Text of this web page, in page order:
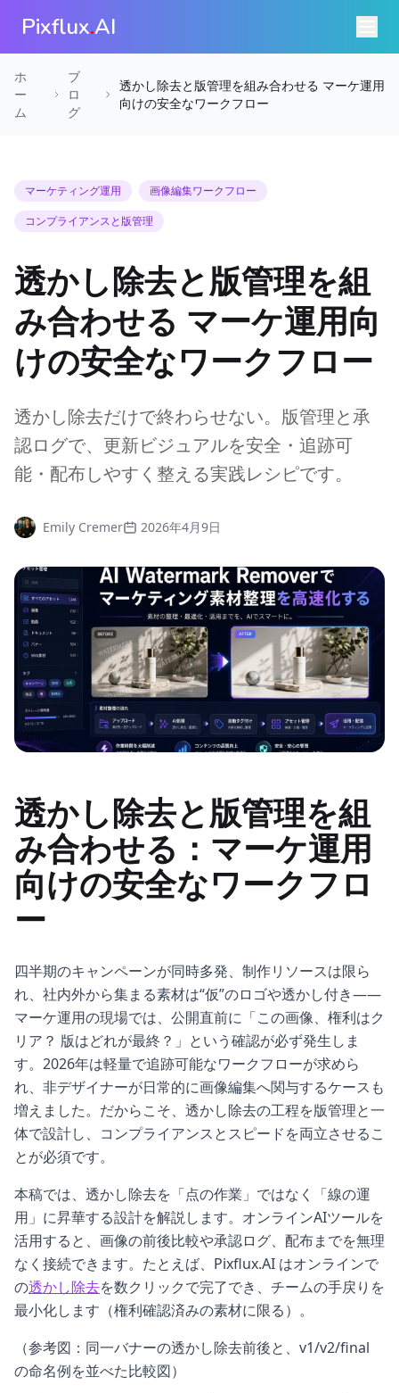
Pixflux.AI
ホ
ー
ム
ブ
ロ
グ
透かし除去と版管理を組み合わせる マーケ運用
向けの安全なワークフロー
マーケティング運用
画像編集ワークフロー
コンプライアンスと版管理
透かし除去と版管理を組
み合わせる マーケ運用向
けの安全なワークフロー
透かし除去だけで終わらせない。版管理と承
認ログで、更新ビジュアルを安全・追跡可
能・配布しやすく整える実践レシピです。
Emily Cremer 2026年4月9日
透かし除去と版管理を組
み合わせる：マーケ運用
向けの安全なワークフロ
ー
四半期のキャンペーンが同時多発、制作リソースは限ら
れ、社内外から集まる素材は“仮”のロゴや透かし付き——
マーケ運用の現場では、公開直前に「この画像、権利はク
リア？ 版はどれが最終？」という確認が必ず発生しま
す。2026年は軽量で追跡可能なワークフローが求めら
れ、非デザイナーが日常的に画像編集へ関与するケースも
増えました。だからこそ、透かし除去の工程を版管理と一
体で設計し、コンプライアンスとスピードを両立させるこ
とが必須です。
本稿では、透かし除去を「点の作業」ではなく「線の運
用」に昇華する設計を解説します。オンラインAIツールを
活用すると、画像の前後比較や承認ログ、配布までを無理
なく接続できます。たとえば、Pixflux.AI はオンラインで
の透かし除去を数クリックで完了でき、チームの手戻りを
最小化します（権利確認済みの素材に限る）。
（参考図：同一バナーの透かし除去前後と、v1/v2/final
の命名例を並べた比較図）